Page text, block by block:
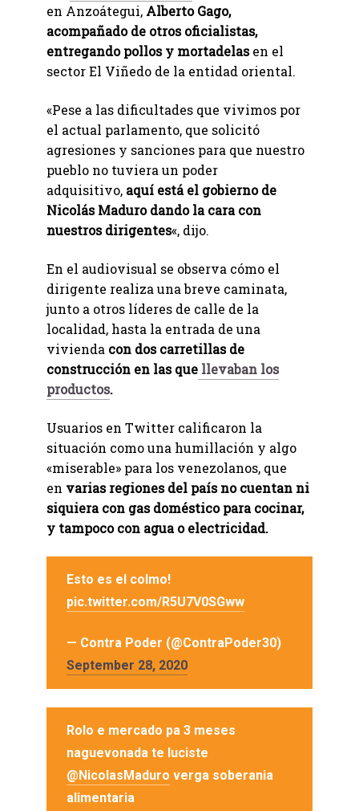
en Anzoátegui, Alberto Gago,
acompañado de otros oficialistas,
entregando pollos y mortadelasen el
sector El Viñedo de la entidad oriental.
«Pese a las dificultades que vivimos por
el actual parlamento, que solicitó
agresiones y sanciones para que nuestro
pueblo no tuviera un poder
adquisitivo, aquí está el gobierno de
Nicolás Maduro dando la cara con
nuestros dirigentes«, dijo.
En el audiovisual se observa cómo el
dirigente realiza una breve caminata,
junto a otros líderes de calle de la
localidad, hasta la entrada de una
vivienda con dos carretillas de
construcción en las que llevaban los
productos.
Usuarios en Twitter calificaron la
situación como una humillación y algo
«miserable» para los venezolanos, que
en varias regiones del país no cuentan ni
siquiera con gas doméstico para cocinar,
y tampoco con agua o electricidad.
Esto es el colmo!
pic.twitter.com/R5U7V0SGww
— Contra Poder (@ContraPoder30)
September 28, 2020
Rolo e mercado pa 3 meses
naguevonada te luciste
@NicolasMaduro verga soberania
alimentaria